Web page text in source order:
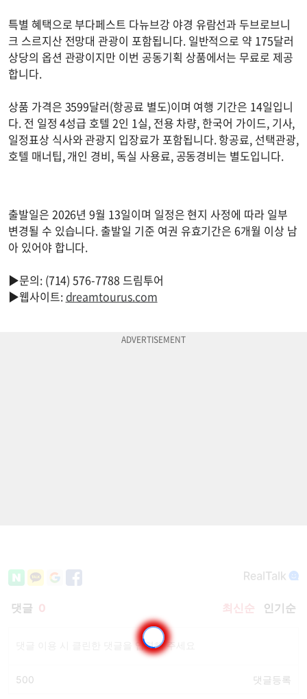
특별 혜택으로 부다페스트 다뉴브강 야경 유람선과 두브로브니
크 스르지산 전망대 관광이 포함됩니다. 일반적으로 약 175달러
상당의 옵션 관광이지만 이번 공동기획 상품에서는 무료로 제공
합니다.
상품 가격은 3599달러(항공료 별도)이며 여행 기간은 14일입니
다. 전 일정 4성급 호텔 2인 1실, 전용 차량, 한국어 가이드, 기사,
일정표상 식사와 관광지 입장료가 포함됩니다. 항공료, 선택관광,
호텔 매너팁, 개인 경비, 독실 사용료, 공동경비는 별도입니다.
출발일은 2026년 9월 13일이며 일정은 현지 사정에 따라 일부
변경될 수 있습니다. 출발일 기준 여권 유효기간은 6개월 이상 남
아 있어야 합니다.
▶문의: (714) 576-7788 드림투어
▶웹사이트: dreamtourus.com